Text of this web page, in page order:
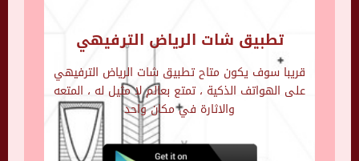
تطبيق شات الرياض الترفيهي
قريبا سوف يكون متاح تطبيق شات الرياض الترفيهي
على الهواتف الذكية ، تمتع بعالم لا مثيل له ، المتعه
والاثارة في مكان واحد